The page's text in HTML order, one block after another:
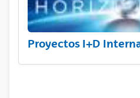
Proyectos I+D